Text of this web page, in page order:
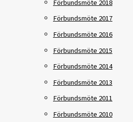
Förbundsmöte 2018
Förbundsmöte 2017
Förbundsmöte 2016
Förbundsmöte 2015
Förbundsmöte 2014
Förbundsmöte 2013
Förbundsmöte 2011
Förbundsmöte 2010